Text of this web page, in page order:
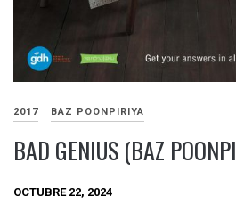
2017 BAZ POONPIRIYA
BAD GENIUS (BAZ
OCTUBRE 22, 2024